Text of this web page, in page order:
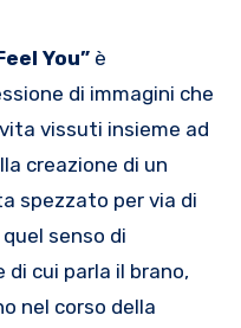
You” è
di immagini che
vissuti insieme ad
creazione di un
spezzato per via di
senso di
cui parla il brano,
nel corso della